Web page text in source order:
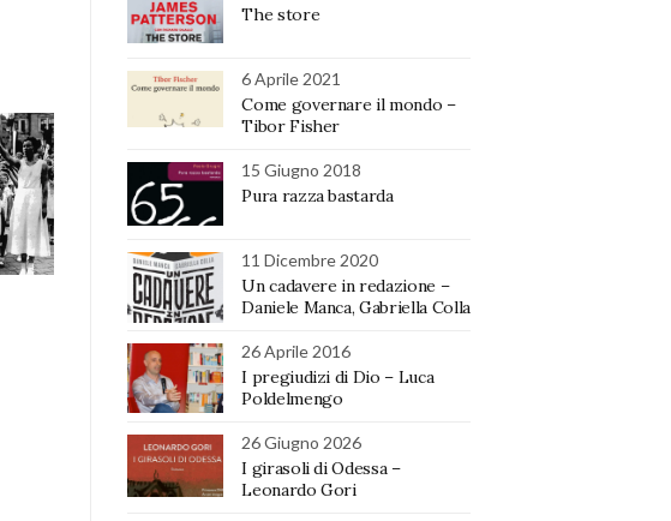
The store
6 Aprile 2021
Come governare il mondo –
Tibor Fisher
15 Giugno 2018
Pura razza bastarda
11 Dicembre 2020
Un cadavere in redazione –
Daniele Manca, Gabriella Colla
26 Aprile 2016
I pregiudizi di Dio – Luca
Poldelmengo
26 Giugno 2026
I girasoli di Odessa –
Leonardo Gori